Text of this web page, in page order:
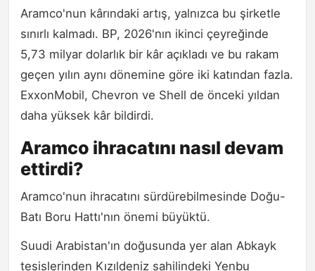
Aramco'nun kârındaki artış, yalnızca bu şirketle
sınırlı kalmadı. BP, 2026'nın ikinci çeyreğinde
5,73 milyar dolarlık bir kâr açıkladı ve bu rakam
geçen yılın aynı dönemine göre iki katından fazla.
ExxonMobil, Chevron ve Shell de önceki yıldan
daha yüksek kâr bildirdi.
Aramco ihracatını nasıl devam
ettirdi?
Aramco'nun ihracatını sürdürebilmesinde Doğu-
Batı Boru Hattı'nın önemi büyüktü.
Suudi Arabistan'ın doğusunda yer alan Abkayk
tesislerinden Kızıldeniz sahilindeki Yenbu